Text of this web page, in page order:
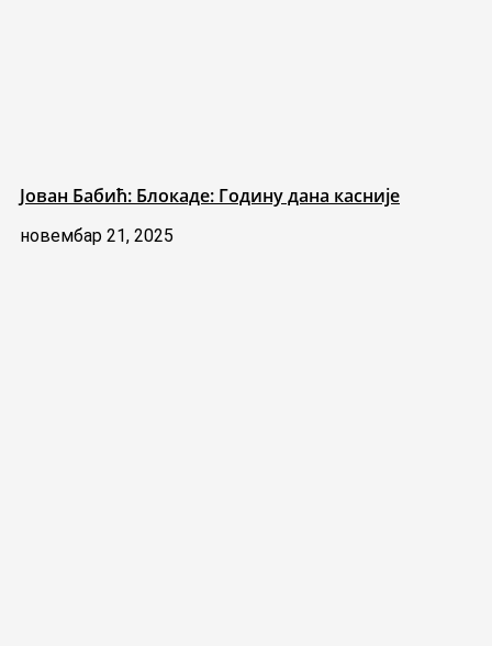
Јован Бабић: Блокаде: Годину дана касније
новембар 21, 2025